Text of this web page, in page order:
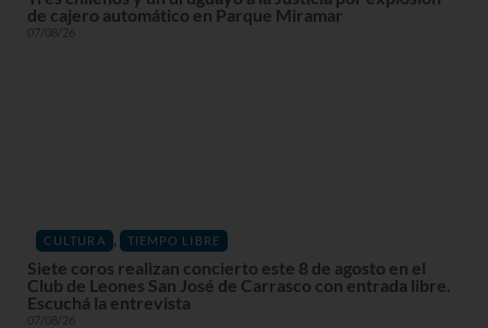
de cajero automático en Parque Miramar
07/08/26
CULTURA , TIEMPO LIBRE
Siete coros realizan concierto este 8 de agosto en el
Club de Leones San José de Carrasco con entrada libre.
Escuchá la entrevista
07/08/26